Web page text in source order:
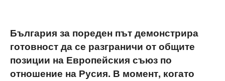
България за пореден път демонстрира
готовност да се разграничи от общите
позиции на Европейския съюз по
отношение на Русия. В момент, когато